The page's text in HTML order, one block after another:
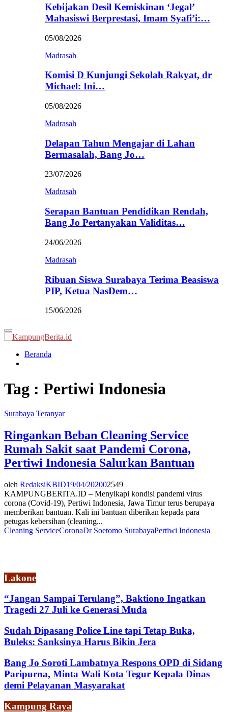
Kebijakan Desil Kemiskinan ‘Jegal’
Mahasiswi Berprestasi, Imam Syafi’i:…
05/08/2026
Madrasah
Komisi D Kunjungi Sekolah Rakyat, dr
Michael: Ini…
05/08/2026
Madrasah
Delapan Tahun Mengajar di Lahan
Bermasalah, Bang Jo…
23/07/2026
Madrasah
Serapan Bantuan Pendidikan Rendah,
Bang Jo Pertanyakan Validitas…
24/06/2026
Madrasah
Ribuan Siswa Surabaya Terima Beasiswa
PIP, Ketua NasDem…
15/06/2026
Primary
Menu
Beranda
Tag : Pertiwi Indonesia
Surabaya Teranyar
Ringankan Beban Cleaning Service
Rumah Sakit saat Pandemi Corona,
Pertiwi Indonesia Salurkan Bantuan
oleh RedaksiKBID19/04/202002549
KAMPUNGBERITA.ID – Menyikapi kondisi pandemi virus
corona (Covid-19), Pertiwi Indonesia, Jawa Timur terus berupaya
memberikan bantuan. Kali ini bantuan diberikan kepada para
petugas kebersihan (cleaning...
Cleaning ServiceCoronaDr Soetomo SurabayaPertiwi Indonesia
Lakone
“Jangan Sampai Terulang”, Baktiono Ingatkan
Tragedi 27 Juli ke Generasi Muda
Sudah Dipasang Police Line tapi Tetap Buka,
Buleks: Sanksinya Harus Bikin Jera
Bang Jo Soroti Lambatnya Respons OPD di Sidang
Paripurna, Minta Wali Kota Tegur Kepala Dinas
demi Pelayanan Masyarakat
Kampung Raya